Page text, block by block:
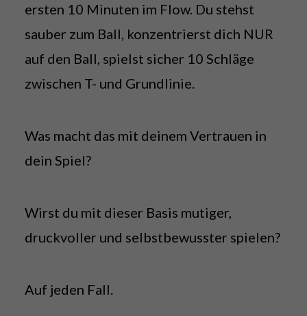
ersten 10 Minuten im Flow. Du stehst
sauber zum Ball, konzentrierst dich NUR
auf den Ball, spielst sicher 10 Schläge
zwischen T- und Grundlinie.
Was macht das mit deinem Vertrauen in
dein Spiel?
Wirst du mit dieser Basis mutiger,
druckvoller und selbstbewusster spielen?
Auf jeden Fall.